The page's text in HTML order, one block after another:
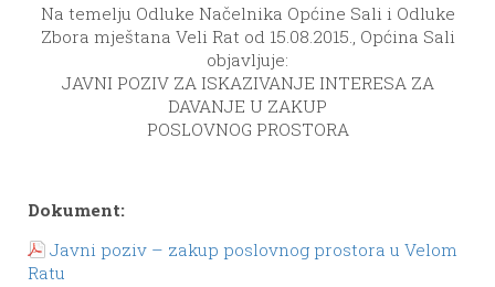
Na temelju Odluke Načelnika Općine Sali i Odluke
Zbora mještana Veli Rat od 15.08.2015., Općina Sali
objavljuje:
JAVNI POZIV ZA ISKAZIVANJE INTERESA ZA
DAVANJE U ZAKUP
POSLOVNOG PROSTORA
Dokument:
Javni poziv – zakup poslovnog prostora u Velom
Ratu